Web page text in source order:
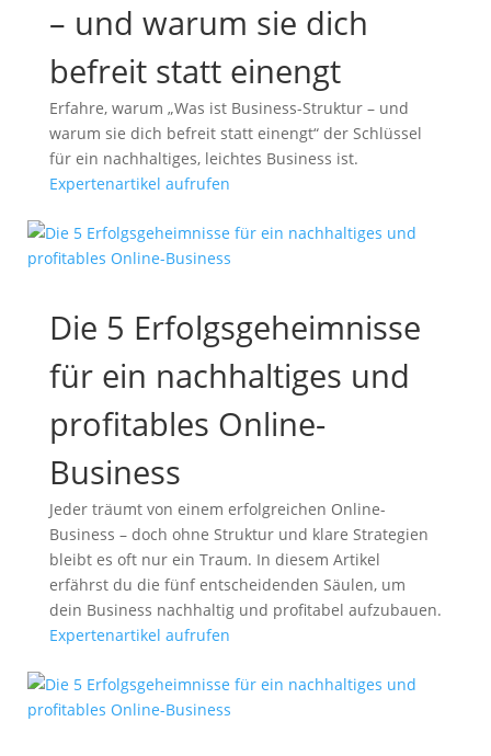
– und warum sie dich
befreit statt einengt
Erfahre, warum „Was ist Business-Struktur – und
warum sie dich befreit statt einengt“ der Schlüssel
für ein nachhaltiges, leichtes Business ist.
Expertenartikel aufrufen
Die 5 Erfolgsgeheimnisse
für ein nachhaltiges und
profitables Online-
Business
Jeder träumt von einem erfolgreichen Online-
Business – doch ohne Struktur und klare Strategien
bleibt es oft nur ein Traum. In diesem Artikel
erfährst du die fünf entscheidenden Säulen, um
dein Business nachhaltig und profitabel aufzubauen.
Expertenartikel aufrufen